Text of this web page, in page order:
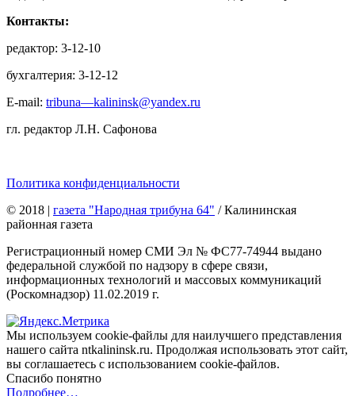
Контакты:
редактор: 3-12-10
бухгалтерия: 3-12-12
E-mail: tribuna—kalininsk@yandex.ru
гл. редактор Л.Н. Сафонова
Политика конфиденциальности
© 2018 | газета "Народная трибуна 64" / Калининская
районная газета
Регистрационный номер СМИ Эл № ФС77-74944 выдано
федеральной службой по надзору в сфере связи,
информационных технологий и массовых коммуникаций
(Роскомнадзор) 11.02.2019 г.
Мы используем cookie-файлы для наилучшего представления
нашего сайта ntkalininsk.ru. Продолжая использовать этот сайт,
вы соглашаетесь с использованием cookie-файлов.
Спасибо понятно
Подробнее…